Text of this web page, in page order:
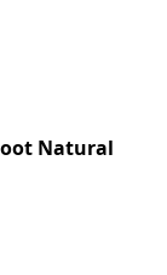
Natural